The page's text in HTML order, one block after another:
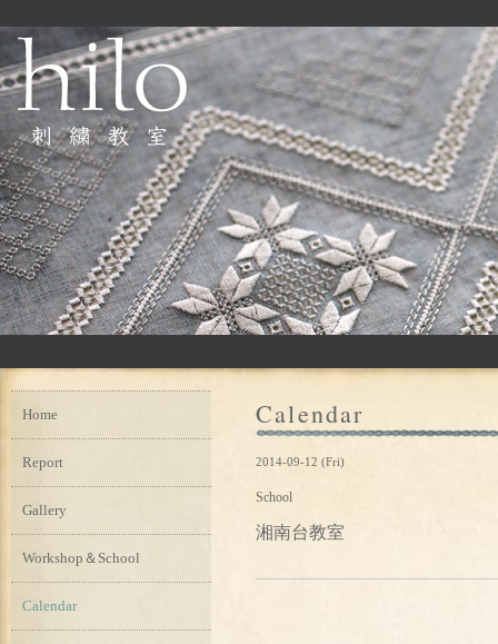
Calendar
2014-09-12 (Fri)
School
湘南台教室
Home
Report
Gallery
Workshop＆School
Calendar